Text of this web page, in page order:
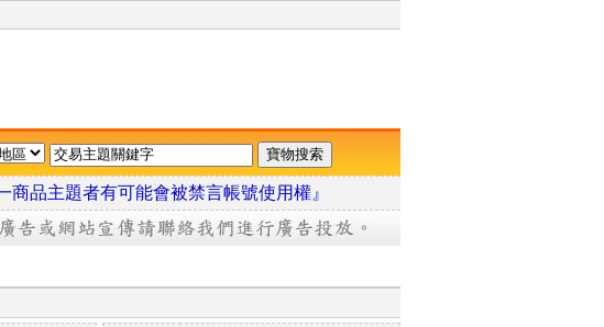
商品主題者有可能會被禁言帳號使用權』